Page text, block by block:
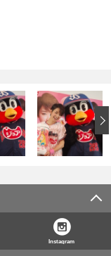
Instagram